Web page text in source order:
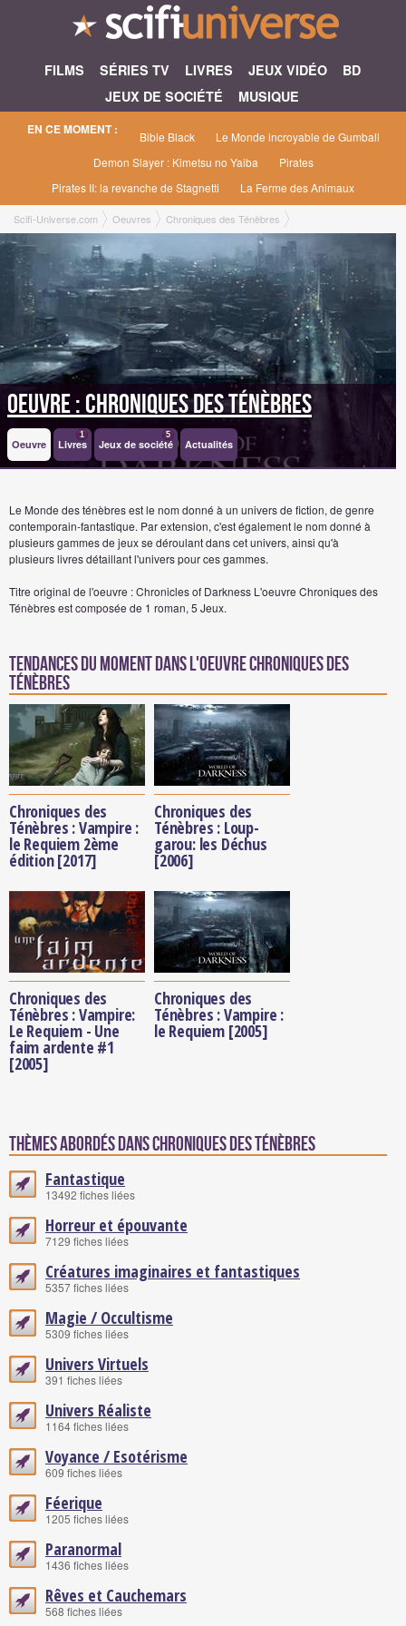
FILMS SÉRIES TV LIVRES JEUX VIDÉO
BD
JEUX DE SOCIÉTÉ
MUSIQUE
EN CE MOMENT : Bible Black
Le Monde incroyable de Gumball
Demon Slayer : Kimetsu no Yaiba
Pirates
Pirates II: la revanche de Stagnetti
La Ferme des Animaux
Scifi-Universe.com Oeuvres Chroniques des Ténèbres
Oeuvre : Chroniques des Ténèbres
Oeuvre Livres
1
Jeux de société
5
Actualités
Le Monde des ténèbres est le nom donné à un univers de fiction, de genre
contemporain-fantastique. Par extension, c'est également le nom donné à
plusieurs gammes de jeux se déroulant dans cet univers, ainsi qu'à
plusieurs livres détaillant l'univers pour ces gammes.
Titre original de l'oeuvre : Chronicles of Darkness L'oeuvre Chroniques des
Ténèbres est composée de 1 roman, 5 Jeux.
Tendances du moment dans l'oeuvre Chroniques des
Ténèbres
Chroniques des
Ténèbres : Vampire :
le Requiem 2ème
édition [2017]
Chroniques des
Ténèbres : Loup-
garou: les Déchus
[2006]
Chroniques des
Ténèbres : Vampire:
Le Requiem - Une
faim ardente #1
[2005]
Chroniques des
Ténèbres : Vampire :
le Requiem [2005]
Thèmes abordés dans Chroniques des Ténèbres
Fantastique
13492 fiches liées
Horreur et épouvante
7129 fiches liées
Créatures imaginaires et fantastiques
5357 fiches liées
Magie / Occultisme
5309 fiches liées
Univers Virtuels
391 fiches liées
Univers Réaliste
1164 fiches liées
Voyance / Esotérisme
609 fiches liées
Féerique
1205 fiches liées
Paranormal
1436 fiches liées
Rêves et Cauchemars
568 fiches liées